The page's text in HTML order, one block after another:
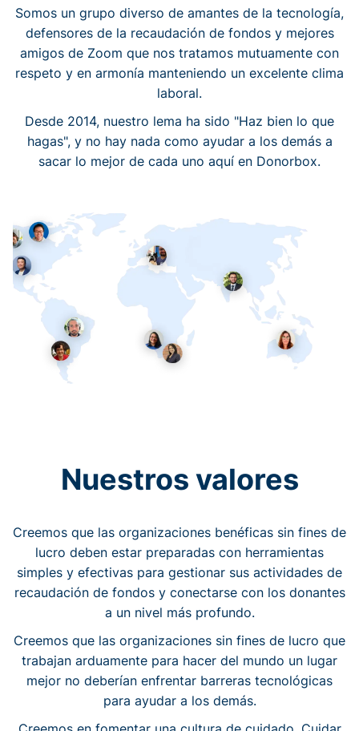
Somos un grupo diverso de amantes de la tecnología,
defensores de la recaudación de fondos y mejores
amigos de Zoom que nos tratamos mutuamente con
respeto y en armonía manteniendo un excelente clima
laboral.
Desde 2014, nuestro lema ha sido "Haz bien lo que
hagas", y no hay nada como ayudar a los demás a
sacar lo mejor de cada uno aquí en Donorbox.
Nuestros valores
Creemos que las organizaciones benéficas sin fines de
lucro deben estar preparadas con herramientas
simples y efectivas para gestionar sus actividades de
recaudación de fondos y conectarse con los donantes
a un nivel más profundo.
Creemos que las organizaciones sin fines de lucro que
trabajan arduamente para hacer del mundo un lugar
mejor no deberían enfrentar barreras tecnológicas
para ayudar a los demás.